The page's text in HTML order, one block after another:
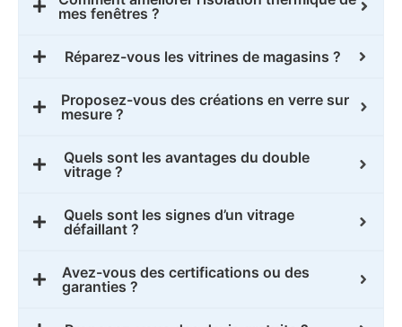
mes fenêtres ?
Réparez-vous les vitrines de magasins ?
Proposez-vous des créations en verre sur
mesure ?
Quels sont les avantages du double
vitrage ?
Quels sont les signes d’un vitrage
défaillant ?
Avez-vous des certifications ou des
garanties ?